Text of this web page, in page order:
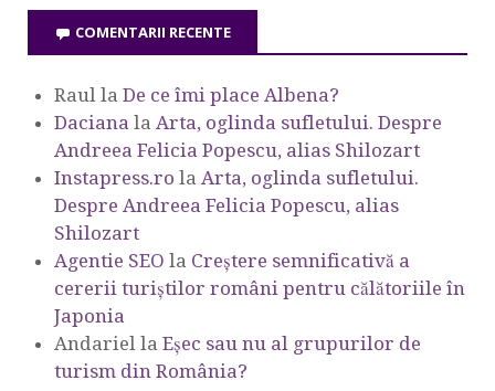
COMENTARII RECENTE
Raul la De ce îmi place Albena?
Daciana la Arta, oglinda sufletului. Despre
Andreea Felicia Popescu, alias Shilozart
Instapress.ro la Arta, oglinda sufletului.
Despre Andreea Felicia Popescu, alias
Shilozart
Agentie SEO la Creștere semnificativă a
cererii turiștilor români pentru călătoriile în
Japonia
Andariel la Eşec sau nu al grupurilor de
turism din România?